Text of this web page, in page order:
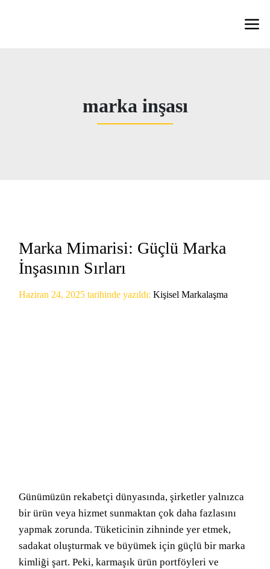
marka inşası
Marka Mimarisi: Güçlü Marka
İnşasının Sırları
Haziran 24, 2025 tarihinde yazıldı: Kişisel Markalaşma
Günümüzün rekabetçi dünyasında, şirketler yalnızca
bir ürün veya hizmet sunmaktan çok daha fazlasını
yapmak zorunda. Tüketicinin zihninde yer etmek,
sadakat oluşturmak ve büyümek için güçlü bir marka
kimliği şart. Peki, karmaşık ürün portföyleri ve